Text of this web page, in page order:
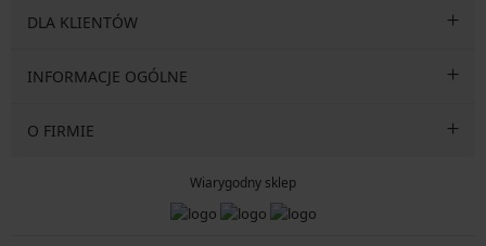
DLA KLIENTÓW
INFORMACJE OGÓLNE
O FIRMIE
Wiarygodny sklep